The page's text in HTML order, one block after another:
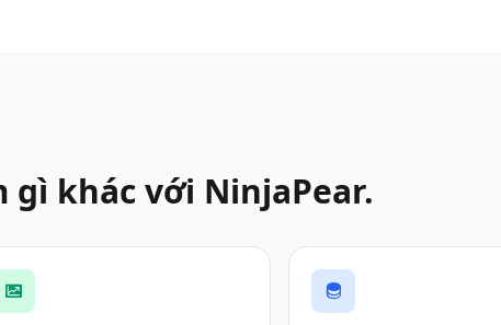
gì khác với NinjaPear.